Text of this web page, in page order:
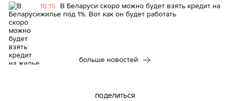
16:15 В Беларуси скоро можно будет взять кредит на
жилье под 1%. Вот как он будет работать
больше новостей
поделиться